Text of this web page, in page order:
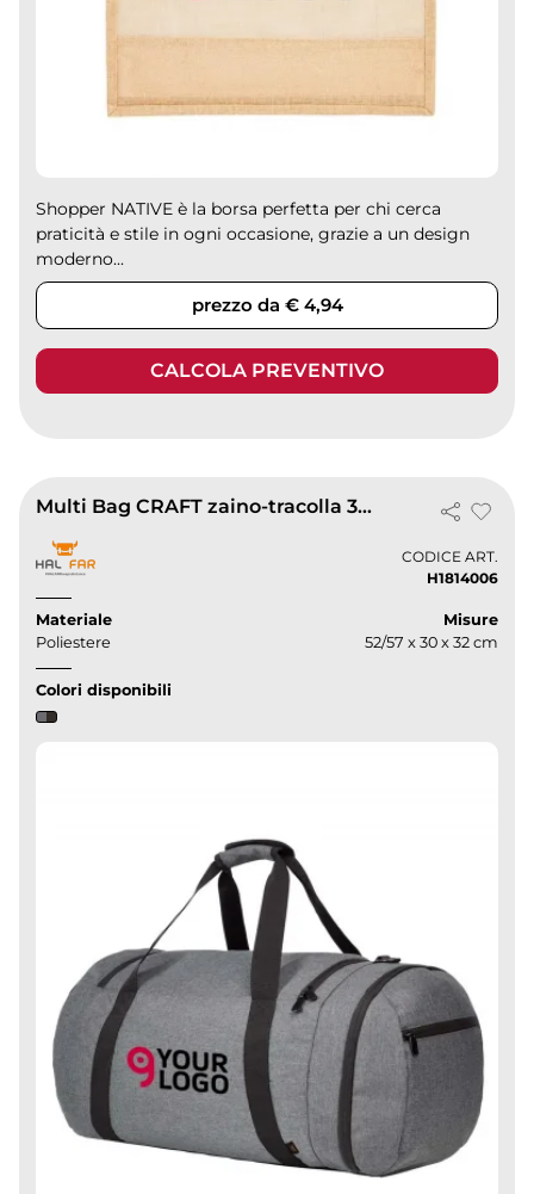
Shopper NATIVE è la borsa perfetta per chi cerca
praticità e stile in ogni occasione, grazie a un design
moderno...
prezzo da € 4,94
CALCOLA PREVENTIVO
Multi Bag CRAFT zaino-tracolla 34L poliestere nero manici imbottiti
CODICE ART.
H1814006
Materiale
Poliestere
Misure
52/57 x 30 x 32 cm
Colori disponibili